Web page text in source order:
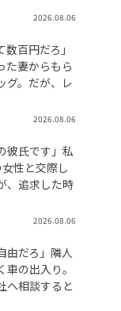
2026.08.06
数百円だろ」
た妻からもら
グ。だが、レ
2026.08.06
彼氏です」私
性と交際し
、追求した時
2026.08.06
由だろ」隣人
の出入り。
へ相談すると